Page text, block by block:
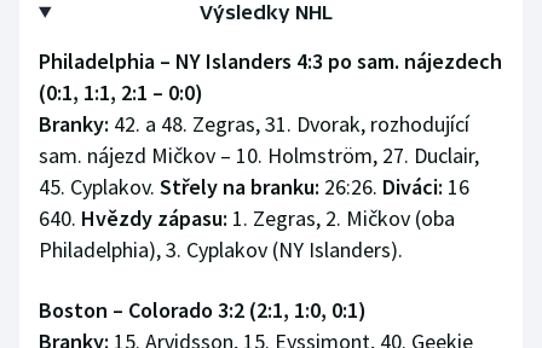
Výsledky NHL
Philadelphia – NY Islanders 4:3 po sam. nájezdech
(0:1, 1:1, 2:1 – 0:0)
Branky: 42. a 48. Zegras, 31. Dvorak, rozhodující
sam. nájezd Mičkov – 10. Holmström, 27. Duclair,
45. Cyplakov. Střely na branku: 26:26. Diváci: 16
640. Hvězdy zápasu: 1. Zegras, 2. Mičkov (oba
Philadelphia), 3. Cyplakov (NY Islanders).
Boston – Colorado 3:2 (2:1, 1:0, 0:1)
Branky: 15. Arvidsson, 15. Eyssimont, 40. Geekie